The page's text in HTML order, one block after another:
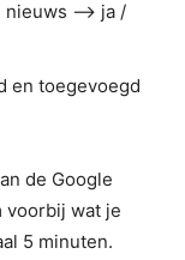
nieuws –> ja /
en toegevoegd
de Google
voorbij wat je
5 minuten.